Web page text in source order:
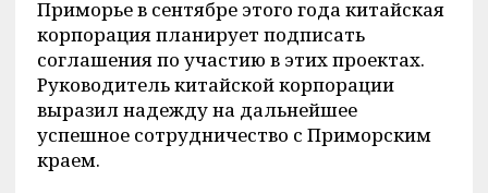
Приморье в сентябре этого года китайская
корпорация планирует подписать
соглашения по участию в этих проектах.
Руководитель китайской корпорации
выразил надежду на дальнейшее
успешное сотрудничество с Приморским
краем.